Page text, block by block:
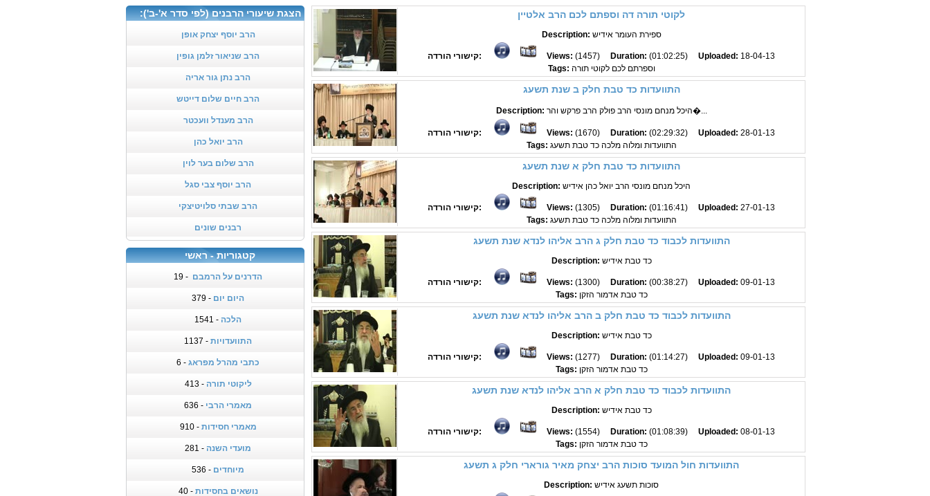
הצגת שיעורי הרבנים (לפי סדר א'-ב'):
הרב יוסף יצחק אופן
הרב שניאור זלמן גופין
הרב נתן גור אריה
הרב חיים שלום דייטש
הרב מענדל וועכטר
הרב יואל כהן
הרב שלום בער לוין
הרב יוסף צבי סגל
הרב שבתי סלויטיצקי
רבנים שונים
קטגוריות - ראשי
הדרנים על הרמבם - 19
היום יום - 379
הלכה - 1541
התוועדויות - 1137
כתבי מהרל מפראג - 6
ליקוטי תורה - 413
מאמרי הרבי - 636
מאמרי חסידות - 910
מועדי השנה - 281
מיוחדים - 536
נושאים בחסידות - 40
לקוטי תורה דה וספתם לכם הרב אלטיין
Description: ספירת העומר אידיש
קישורי הורדה: Views: (1457) Duration: (01:02:25) Uploaded: 18-04-13
Tags: וספרתם לכם לקוטי תורה
התוועדות כד טבת חלק ב שנת תשעג
Description: היכל מנחם מונסי הרב פולק הרב פרקש והר�...
קישורי הורדה: Views: (1670) Duration: (02:29:32) Uploaded: 28-01-13
Tags: התוועדות ומלוה מלכה כד טבת תשעג
התוועדות כד טבת חלק א שנת תשעג
Description: היכל מנחם מונסי הרב יואל כהן אידיש
קישורי הורדה: Views: (1305) Duration: (01:16:41) Uploaded: 27-01-13
Tags: התוועדות ומלוה מלכה כד טבת תשעג
התוועדות לכבוד כד טבת חלק ג הרב אליהו לנדא שנת תשעג
Description: כד טבת אידיש
קישורי הורדה: Views: (1300) Duration: (00:38:27) Uploaded: 09-01-13
Tags: כד טבת אדמור הזקן
התוועדות לכבוד כד טבת חלק ב הרב אליהו לנדא שנת תשעג
Description: כד טבת אידיש
קישורי הורדה: Views: (1277) Duration: (01:14:27) Uploaded: 09-01-13
Tags: כד טבת אדמור הזקן
התוועדות לכבוד כד טבת חלק א הרב אליהו לנדא שנת תשעג
Description: כד טבת אידיש
קישורי הורדה: Views: (1554) Duration: (01:08:39) Uploaded: 08-01-13
Tags: כד טבת אדמור הזקן
התוועדות חול המועד סוכות הרב יצחק מאיר גורארי חלק ג תשעג
Description: סוכות תשעג אידיש